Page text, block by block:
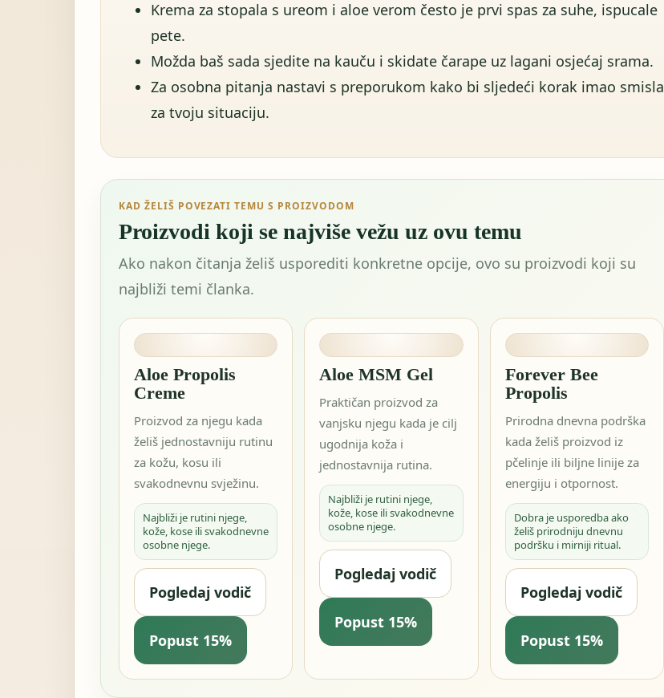
Krema za stopala s ureom i aloe verom često je prvi spas za suhe, ispucale
pete.
Možda baš sada sjedite na kauču i skidate čarape uz lagani osjećaj srama.
Za osobna pitanja nastavi s preporukom kako bi sljedeći korak imao smisla
za tvoju situaciju.
KAD ŽELIŠ POVEZATI TEMU S PROIZVODOM
Proizvodi koji se najviše vežu uz ovu temu
Ako nakon čitanja želiš usporediti konkretne opcije, ovo su proizvodi koji su
najbliži temi članka.
Aloe Propolis
Creme
Proizvod za njegu kada
želiš jednostavniju rutinu
za kožu, kosu ili
svakodnevnu svježinu.
Najbliži je rutini njege,
kože, kose ili svakodnevne
osobne njege.
Pogledaj vodič
Popust 15%
Aloe MSM Gel
Praktičan proizvod za
vanjsku njegu kada je cilj
ugodnija koža i
jednostavnija rutina.
Najbliži je rutini njege,
kože, kose ili svakodnevne
osobne njege.
Pogledaj vodič
Popust 15%
Forever Bee
Propolis
Prirodna dnevna podrška
kada želiš proizvod iz
pčelinje ili biljne linije za
energiju i otpornost.
Dobra je usporedba ako
želiš prirodniju dnevnu
podršku i mirniji ritual.
Pogledaj vodič
Popust 15%